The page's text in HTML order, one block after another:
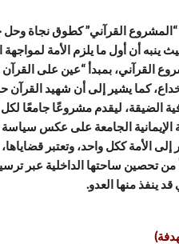
“المشروع القرآني” كطوق نجاة
أن أول ما يلزم الأمة لمواجهة
القرآني، بمبدأ “عين على
كما يشير إلى أن شهيد
الضيقة، ليقدم مشروعًا جامعًا لكل
الجامعة على عكس سياسة
الأمة ككل واحد، وتعتبر
من تحصين ساحتها الداخلية عبر
ينفذ منها العدو.